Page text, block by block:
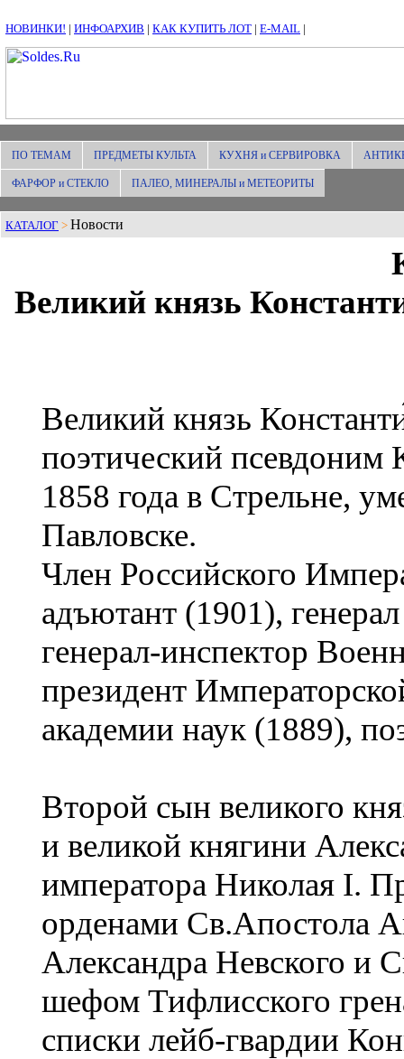
НОВИНКИ! | ИНФОАРХИВ | КАК КУПИТЬ ЛОТ | E-MAIL |
ПО ТЕМАМ ПРЕДМЕТЫ КУЛЬТА КУХНЯ и СЕРВИРОВКА
ФАРФОР и СТЕКЛО ПАЛЕО, МИНЕРАЛЫ и МЕТЕОРИТЫ
КАТАЛОГ > Новости
Великий князь
Великий князь
поэтический псевдоним
1858 года в Стрельне,
Павловске.
Член Российского
адъютант (1901),
генерал-инспектор
президент
академии наук (1889),
Второй сын великого
и великой княгини
императора Николая I.
орденами Св.Апостола
Александра Невского и
шефом Тифлисского
списки лейб-гвардии